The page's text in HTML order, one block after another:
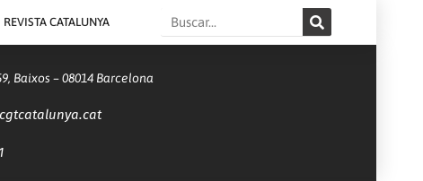
REVISTA CATALUNYA Search
Baixos – 08014 Barcelona